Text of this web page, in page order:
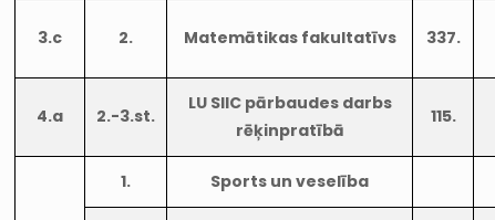
3.c 2. Matemātikas fakultatīvs 337.
4.a 2.-3.st.
LU SIIC pārbaudes darbs
rēķinpratībā
115.
1. Sports un veselība